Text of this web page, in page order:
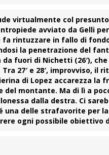
virtualmente col
avviato da Gelli
fa rintuzzare in fallo di
la penetrazione del
da fuori di Nichetti (26′),
27′ e 28′, improvviso, il
di Lopez accarezza la
del montante. Ma di lì a
dalla destra. Ci
una delle strafavorite per
ogni possibile obiettivo